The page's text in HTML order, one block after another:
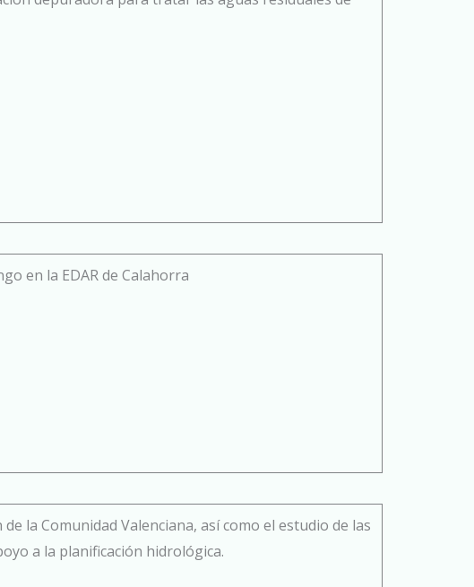
en la EDAR de Calahorra
la Comunidad Valenciana, así como el estudio de las
a la planificación hidrológica.